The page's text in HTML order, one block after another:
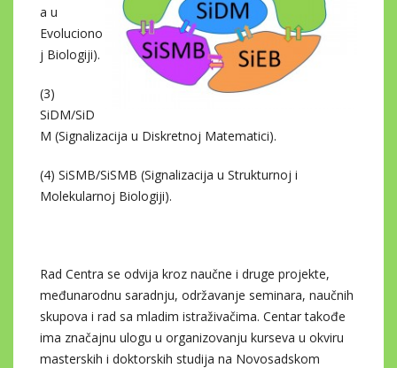
a u
Evoluciono
j Biologiji).
(3)
SiDM/SiD
M (Signalizacija u Diskretnoj Matematici).
(4) SiSMB/SiSMB (Signalizacija u Strukturnoj i
Molekularnoj Biologiji).
Rad Centra se odvija kroz naučne i druge projekte,
međunarodnu saradnju, održavanje seminara, naučnih
skupova i rad sa mladim istraživačima. Centar takođe
ima značajnu ulogu u organizovanju kurseva u okviru
masterskih i doktorskih studija na Novosadskom